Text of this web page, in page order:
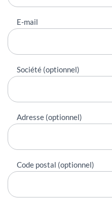
E-mail
Société (optionnel)
Adresse (optionnel)
Code postal (optionnel)